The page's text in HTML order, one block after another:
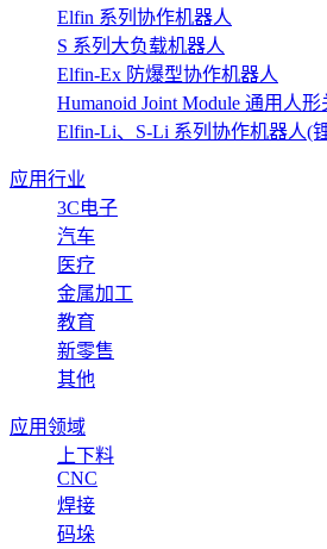
Elfin 系列协作机器人
S 系列大负载机器人
Elfin-Ex 防爆型协作机器人
Humanoid Joint Module 通用人形
Elfin-Li、S-Li 系列协作机器人(
应用行业
3C电子
汽车
医疗
金属加工
教育
新零售
其他
应用领域
上下料
CNC
焊接
码垛